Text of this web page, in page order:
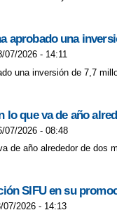
aprobado una
07/2026 - 14:11
una inversión de 7,7
lo que va de año
07/2026 - 08:48
de año alrededor de
SIFU en su
07/2026 - 14:13